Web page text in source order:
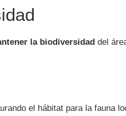
la biodiversidad del
el hábitat para la fauna